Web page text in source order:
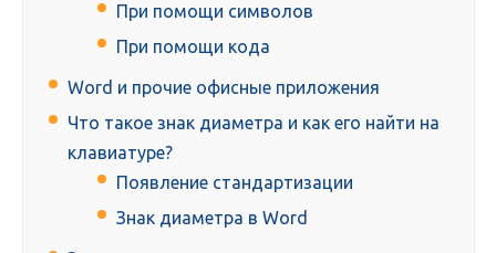
При помощи символов
При помощи кода
Word и прочие офисные приложения
Что такое знак диаметра и как его найти на
клавиатуре?
Появление стандартизации
Знак диаметра в Word